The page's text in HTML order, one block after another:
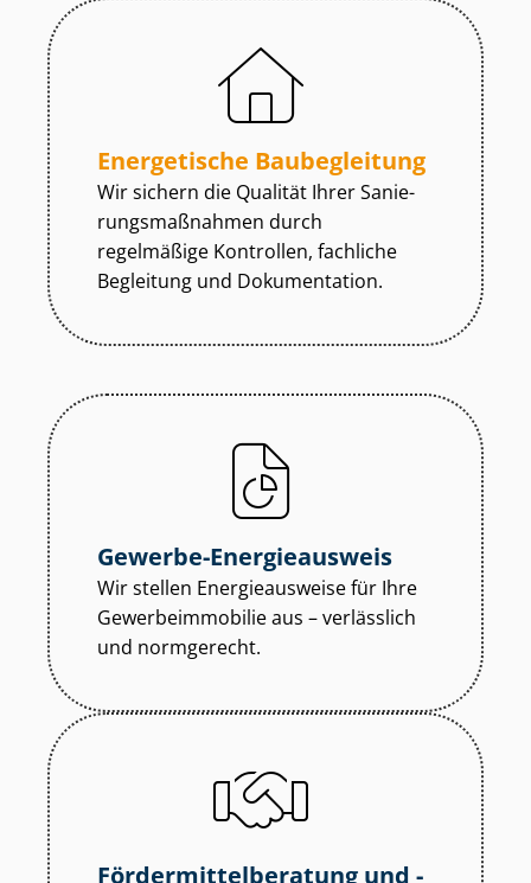
Energetische Baubegleitung
Wir sichern die Qualität Ihrer Sa­nie­
rungs­maß­nah­men durch
regelmäßige Kontrollen, fachliche
Begleitung und Dokumentation.
Gewerbe-Energieausweis
Wir stellen Energieausweise für Ihre
Ge­wer­be­im­mo­bi­lie aus – verlässlich
und normgerecht.
För­der­mit­tel­be­ra­tung und -